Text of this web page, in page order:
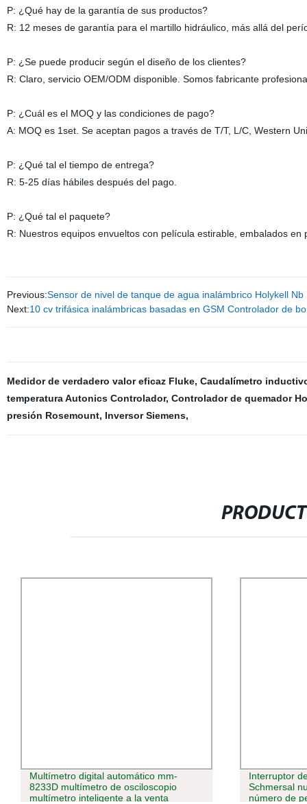
P: ¿Qué hay de la garantía de sus productos?
R: 12 meses de garantía para el martillo hidráulico, más allá del
P: ¿Se puede producir según el diseño de los clientes?
R: Claro, servicio OEM/ODM disponible. Somos fabricante
P: ¿Cuál es el MOQ y las condiciones de pago?
A: MOQ es 1set. Se aceptan pagos a través de T/T, L/C, Western
P: ¿Qué tal el tiempo de entrega?
R: 5-25 días hábiles después del pago.
P: ¿Qué tal el paquete?
R: Nuestros equipos envueltos con película estirable, embalados
Previous:Sensor de nivel de tanque de agua inalámbrico Holykell Nb
Next:10 cv trifásica inalámbricas basadas en GSM Controlador de
Medidor de verdadero valor eficaz Fluke, Caudalímetro
temperatura Autonics Controlador, Controlador de quemador
presión Rosemount, Inversor Siemens,
Multímetro digital automático mm-
8233D multímetro de osciloscopio
multímetro inteligente a la venta
Interruptor de
Schmersal
número de